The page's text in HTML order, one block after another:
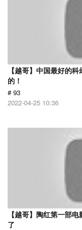
【越哥】中国最好的
的！
# 93
2022-04-25 10:36
【越哥】陶红第一部
了